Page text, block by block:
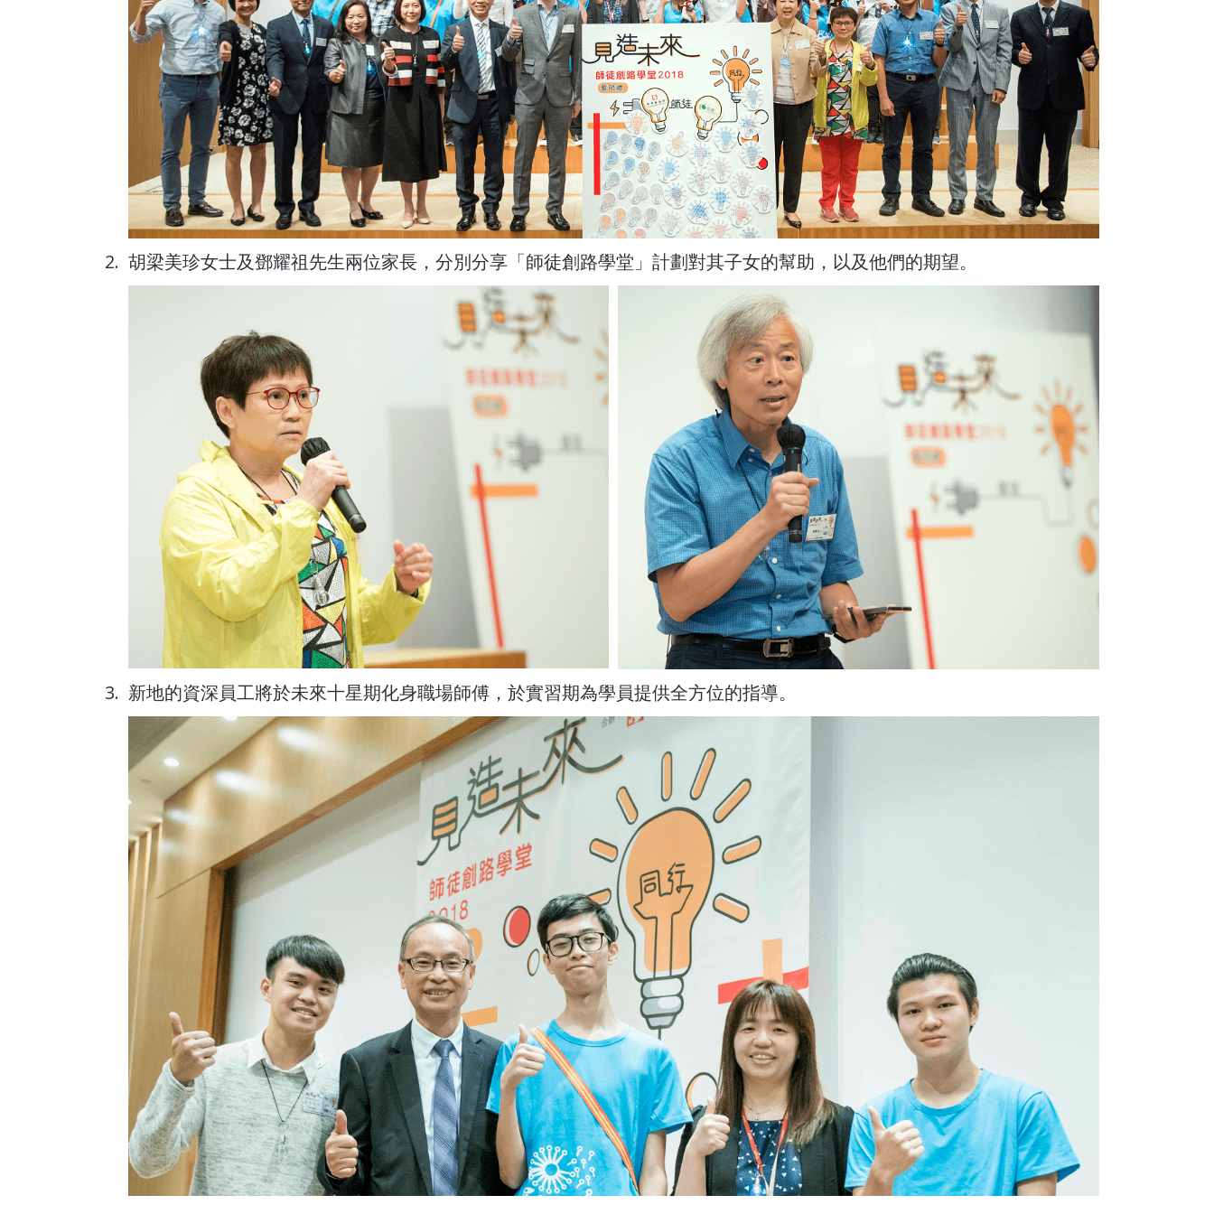
2. 胡梁美珍女士及鄧耀祖先生兩位家長，分別分享「師徒創路學堂」計劃對其子女的幫助，以及他們的期望。
3. 新地的資深員工將於未來十星期化身職場師傅，於實習期為學員提供全方位的指導。